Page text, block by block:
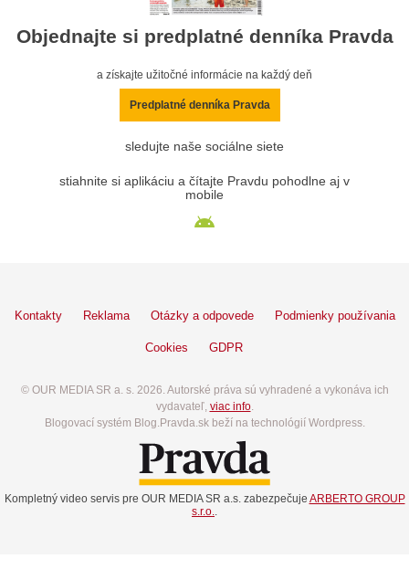
Objednajte si predplatné denníka Pravda
a získajte užitočné informácie na každý deň
Predplatné denníka Pravda
sledujte naše sociálne siete
stiahnite si aplikáciu a čítajte Pravdu pohodlne aj v
mobile
Kontakty Reklama Otázky a odpovede Podmienky používania
Cookies GDPR
© OUR MEDIA SR a. s. 2026. Autorské práva sú vyhradené a vykonáva ich
vydavateľ, viac info.
Blogovací systém Blog.Pravda.sk beží na technológií Wordpress.
Kompletný video servis pre OUR MEDIA SR a.s. zabezpečuje ARBERTO GROUP
s.r.o..